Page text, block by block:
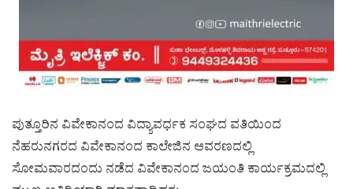
ಪುತ್ತೂರಿನ ವಿವೇಕಾನಂದ ವಿದ್ಯಾವರ್ಧಕ ಸಂಘದ ವತಿಯಿಂದ
ನೆಹರುನಗರದ ವಿವೇಕಾನಂದ ಕಾಲೇಜಿನ ಆವರಣದಲ್ಲಿ
ಸೋಮವಾರದಂದು ನಡೆದ ವಿವೇಕಾನಂದ ಜಯಂತಿ ಕಾರ್ಯಕ್ರಮದಲ್ಲಿ